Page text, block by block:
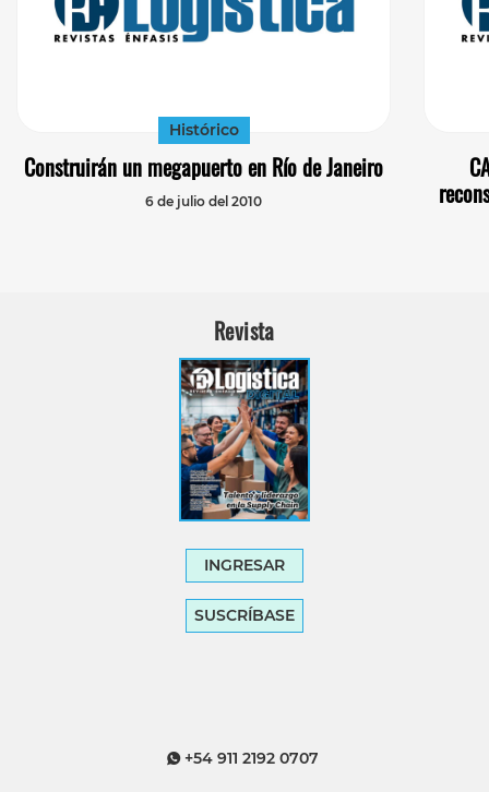
Histórico
Construirán un megapuerto en Río de Janeiro
6 de julio del 2010
Revista
INGRESAR
SUSCRÍBASE
+54 911 2192 0707